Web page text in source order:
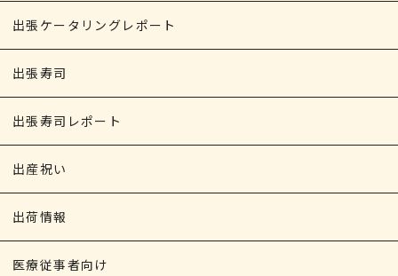
出張ケータリングレポート
出張寿司
出張寿司レポート
出産祝い
出荷情報
医療従事者向け